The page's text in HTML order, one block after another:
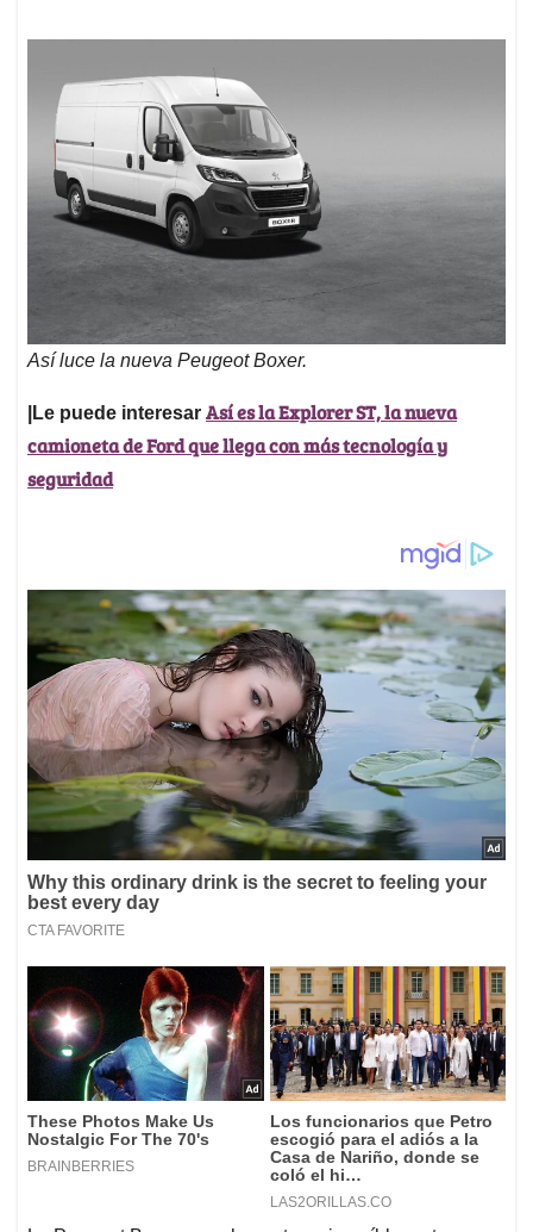
Así luce la nueva Peugeot Boxer.
|Le puede interesar Así es la Explorer ST, la nueva
camioneta de Ford que llega con más tecnología y
seguridad